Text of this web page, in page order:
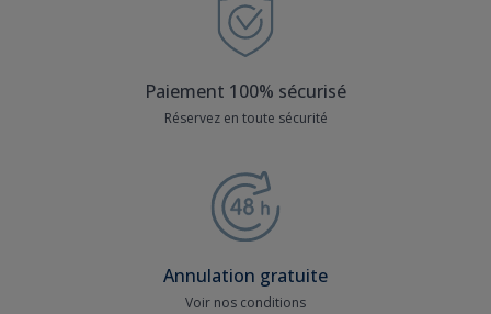
Paiement 100% sécurisé
Réservez en toute sécurité
Annulation gratuite
Voir nos conditions